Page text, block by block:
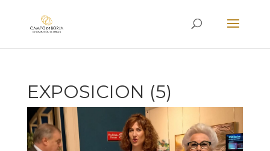
EXPOSICION (5)